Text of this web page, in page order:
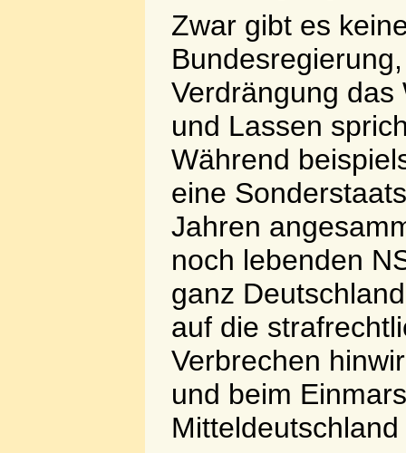
Zwar gibt es
Verdrängung
und Lassen
Während
eine
Jahren
noch lebenden
ganz
auf die
Verbrechen
und beim